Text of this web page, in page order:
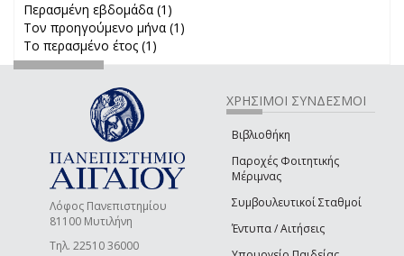
Περασμένη εβδομάδα (1)
Τον προηγούμενο μήνα (1)
Το περασμένο έτος (1)
Λόφος Πανεπιστημίου
81100 Μυτιλήνη
Τηλ. 22510 36000
ΧΡΗΣΙΜΟΙ ΣΥΝΔΕΣΜΟΙ
Βιβλιοθήκη
Παροχές Φοιτητικής
Μέριμνας
Συμβουλευτικοί Σταθμοί
Έντυπα / Αιτήσεις